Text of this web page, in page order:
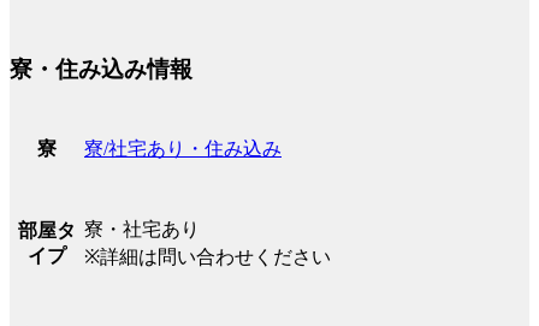
寮・住み込み情報
寮 寮/社宅あり・住み込み
部屋タ
イプ
寮・社宅あり
※詳細は問い合わせください